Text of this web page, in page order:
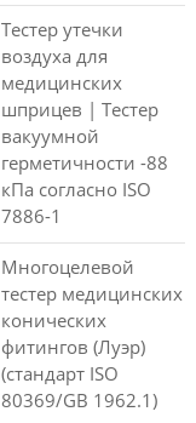
Тестер утечки
воздуха для
медицинских
шприцев | Тестер
вакуумной
герметичности -88
кПа согласно ISO
7886-1
Многоцелевой
тестер медицинских
конических
фитингов (Луэр)
(стандарт ISO
80369/GB 1962.1)